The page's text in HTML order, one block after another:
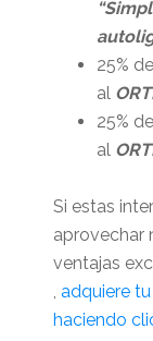
25%
al
25%
al
Si estas
aprovechar
ventajas
adquiere
haciendo